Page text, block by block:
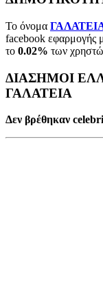
Το όνομα
facebook εφαρμογής
το 0.02% των
ΔΙΑΣΗΜΟΙ
ΓΑΛΑΤΕΙΑ
Δεν βρέθηκαν